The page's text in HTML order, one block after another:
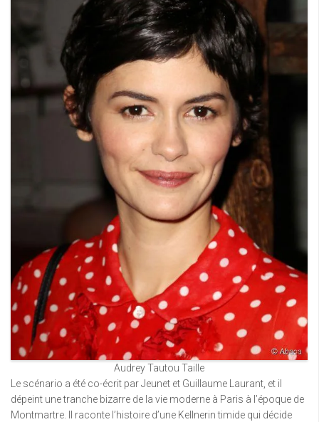
Audrey Tautou Taille
Le scénario a été co-écrit par Jeunet et Guillaume Laurant, et il
dépeint une tranche bizarre de la vie moderne à Paris à l’époque de
Montmartre. Il raconte l’histoire d’une Kellnerin timide qui décide